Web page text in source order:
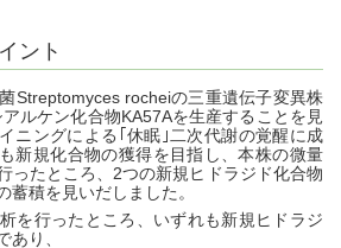
ント
Streptomyces rocheiの三重遺伝子変異株
ルケン化合物KA57Aを生産することを見
ニングによる｢休眠｣二次代謝の覚醒に成
新規化合物の獲得を目指し、本株の微量
ったところ、2つの新規ヒドラジド化合物
蓄積を見いだしました。
を行ったところ、いずれも新規ヒドラジ
あり、